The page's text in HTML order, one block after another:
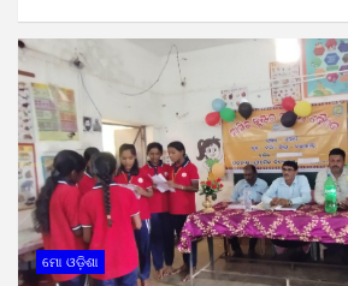
ମୋ ଓଡ଼ିଶା